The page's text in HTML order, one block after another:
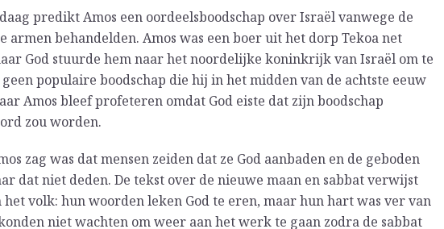
predikt Amos een oordeelsboodschap over Israël vanwege de
armen behandelden. Amos was een boer uit het dorp Tekoa net
God stuurde hem naar het noordelijke koninkrijk van Israël om te
populaire boodschap die hij in het midden van de achtste eeuw
Amos bleef profeteren omdat God eiste dat zijn boodschap
zou worden.
zag was dat mensen zeiden dat ze God aanbaden en de geboden
dat niet deden. De tekst over de nieuwe maan en sabbat verwijst
volk: hun woorden leken God te eren, maar hun hart was ver van
niet wachten om weer aan het werk te gaan zodra de sabbat